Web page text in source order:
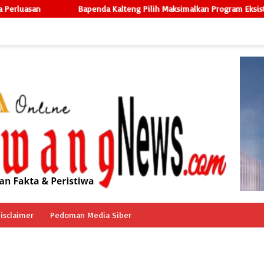
Bapenda Kalteng Pilih Maksimalkan Program Eksisting,
Pedoman Media Siber